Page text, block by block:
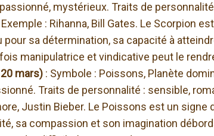
mystérieux. Traits de
: Rihanna, Bill Gates. Le Scorpion
pour sa détermination, sa capacité à
manipulatrice et vindicative peut le
mars) : Symbole : Poissons, Planète
Traits de personnalité : sensible,
Justin Bieber. Le Poissons est un signe
sa compassion et son imagination